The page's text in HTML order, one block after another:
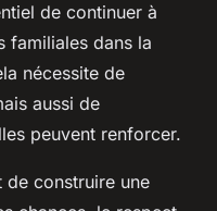
de continuer à
familiales dans la
nécessite de
aussi de
peuvent renforcer.
de construire une